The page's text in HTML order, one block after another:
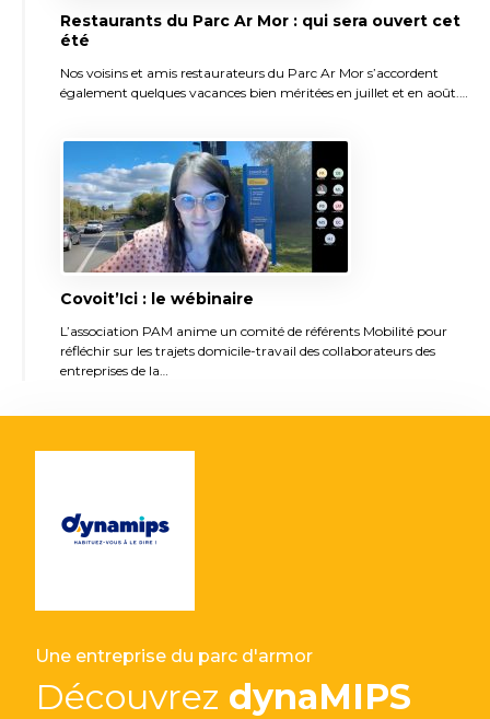
Restaurants du Parc Ar Mor : qui sera ouvert cet
été
Nos voisins et amis restaurateurs du Parc Ar Mor s’accordent
également quelques vacances bien méritées en juillet et en août.…
Covoit’Ici : le wébinaire
L’association PAM anime un comité de référents Mobilité pour
réfléchir sur les trajets domicile-travail des collaborateurs des
entreprises de la…
Une entreprise du parc d'armor
Découvrez dynaMIPS